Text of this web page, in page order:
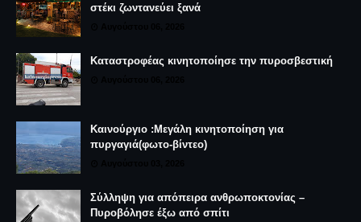
στέκι ζωντανεύει ξανά
Καταστροφέας κινητοποίησε την πυροσβεστική
Καινούργιο :Μεγάλη κινητοποίηση για
πυργαγιά(φωτο-βίντεο)
Σύλληψη για απόπειρα ανθρωποκτονίας –
Πυροβόλησε έξω από σπίτι